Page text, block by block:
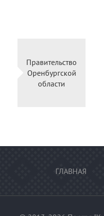
Правительство
Оренбургской
области
ГЛАВНАЯ